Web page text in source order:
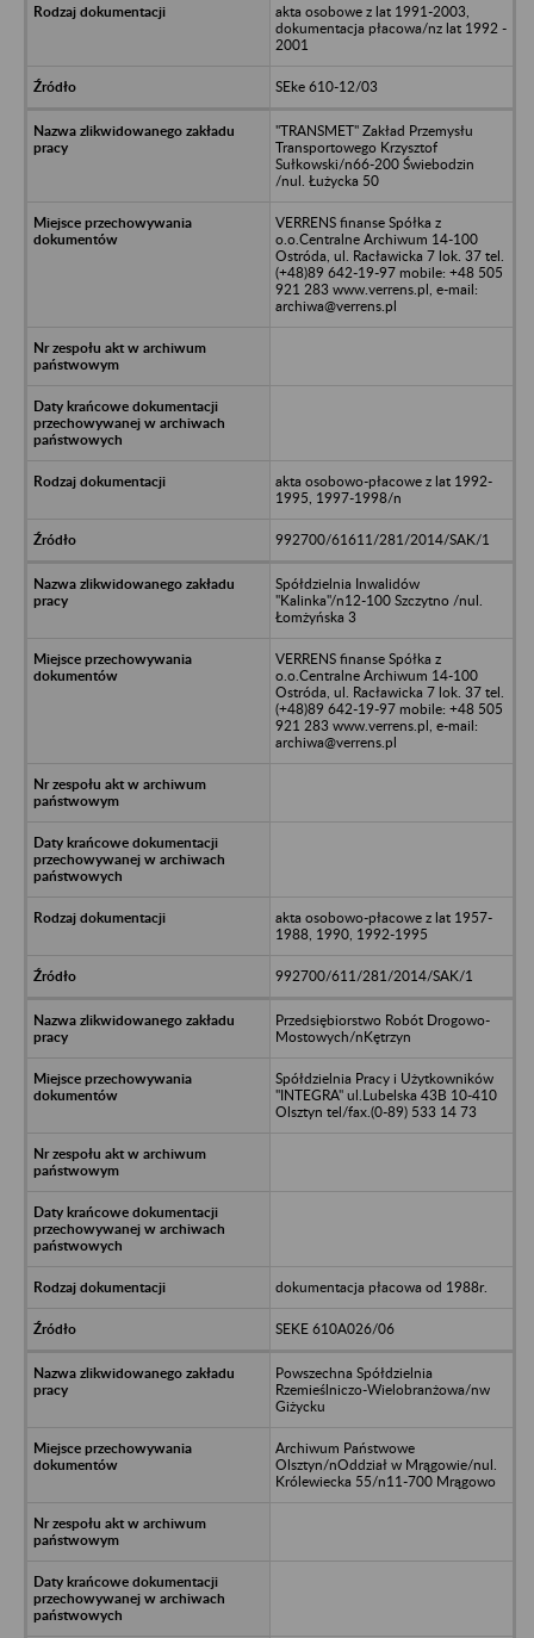
akta osobowe z lat 1991-2003,
dokumentacja płacowa/nz lat 1992 -
2001
SEke 610-12/03
"TRANSMET" Zakład Przemysłu
Transportowego Krzysztof
Sułkowski/n66-200 Świebodzin
/nul. Łużycka 50
VERRENS finanse Spółka z
o.o.Centralne Archiwum 14-100
Ostróda, ul. Racławicka 7 lok. 37 tel.
(+48)89 642-19-97 mobile: +48 505
921 283 www.verrens.pl, e-mail:
archiwa@verrens.pl
akta osobowo-płacowe z lat 1992-
1995, 1997-1998/n
992700/61611/281/2014/SAK/1
Spółdzielnia Inwalidów
"Kalinka"/n12-100 Szczytno /nul.
Łomżyńska 3
VERRENS finanse Spółka z
o.o.Centralne Archiwum 14-100
Ostróda, ul. Racławicka 7 lok. 37 tel.
(+48)89 642-19-97 mobile: +48 505
921 283 www.verrens.pl, e-mail:
archiwa@verrens.pl
akta osobowo-płacowe z lat 1957-
1988, 1990, 1992-1995
992700/611/281/2014/SAK/1
Przedsiębiorstwo Robót Drogowo-
Mostowych/nKętrzyn
Spółdzielnia Pracy i Użytkowników
"INTEGRA" ul.Lubelska 43B 10-410
Olsztyn tel/fax.(0-89) 533 14 73
dokumentacja płacowa od 1988r.
SEKE 610A026/06
Powszechna Spółdzielnia
Rzemieślniczo-Wielobranżowa/nw
Giżycku
Archiwum Państwowe
Olsztyn/nOddział w Mrągowie/nul.
Królewiecka 55/n11-700 Mrągowo